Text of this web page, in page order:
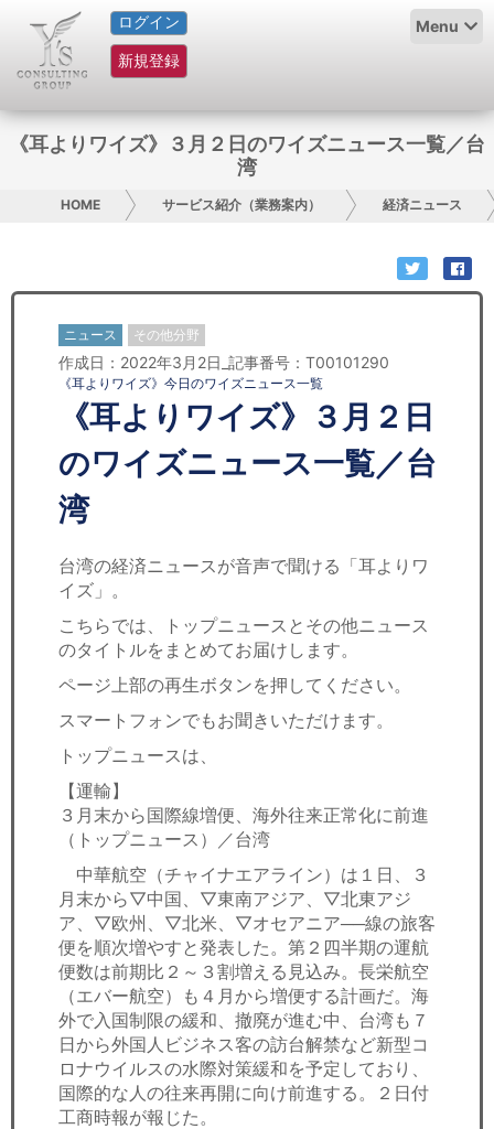
ログイン
新規登録
Menu
HOME
サービス紹介
お問い合わせ
日本人にPR
コンサルティング
リサーチ
セミナー
経済ニュース
ＩＴ
飲食店情報
《耳よりワイズ》３月２日のワイズニュース一覧／台
湾
HOME サービス紹介（業務案内） 経済ニュース
ニュース その他分野
作成日：2022年3月2日_記事番号：T00101290
《耳よりワイズ》今日のワイズニュース一覧
《耳よりワイズ》３月２日
のワイズニュース一覧／台
湾
台湾の経済ニュースが音声で聞ける「耳よりワ
イズ」。
こちらでは、トップニュースとその他ニュース
のタイトルをまとめてお届けします。
ページ上部の再生ボタンを押してください。
スマートフォンでもお聞きいただけます。
トップニュースは、
【運輸】
３月末から国際線増便、海外往来正常化に前進
（トップニュース）／台湾
中華航空（チャイナエアライン）は１日、３
月末から▽中国、▽東南アジア、▽北東アジ
ア、▽欧州、▽北米、▽オセアニア──線の旅客
便を順次増やすと発表した。第２四半期の運航
便数は前期比２～３割増える見込み。長栄航空
（エバー航空）も４月から増便する計画だ。海
外で入国制限の緩和、撤廃が進む中、台湾も７
日から外国人ビジネス客の訪台解禁など新型コ
ロナウイルスの水際対策緩和を予定しており、
国際的な人の往来再開に向け前進する。２日付
工商時報が報じた。